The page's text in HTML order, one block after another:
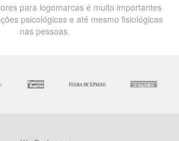
para logomarcas é muito importantes
psicológicas e até mesmo fisiológicas
nas pessoas.